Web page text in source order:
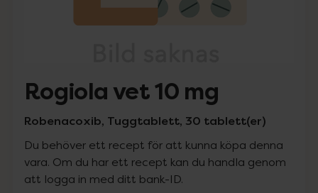
Rogiola vet 10 mg
Robenacoxib, Tuggtablett, 30 tablett(er)
Du behöver ett recept för att kunna köpa denna
vara. Om du har ett recept kan du handla genom
att logga in med ditt bank-ID.